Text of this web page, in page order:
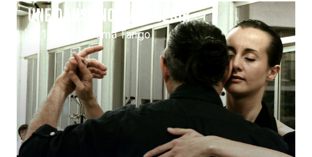
Une danse nommée désir
2012 > Panorama Tango